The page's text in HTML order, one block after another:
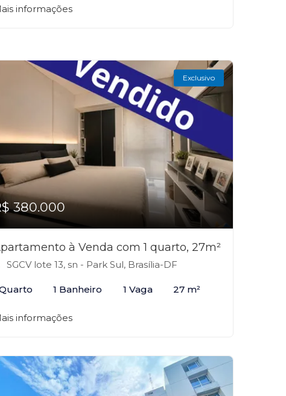
informações
Exclusivo
380.000
à Venda com 1 quarto, 27m²
SGCV lote 13, sn - Park Sul, Brasília-DF
1 Banheiro 1 Vaga 27 m²
informações